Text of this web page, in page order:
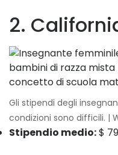
2.
Gli stipendi degli
condizioni sono difficili. |
Stipendio medio:$